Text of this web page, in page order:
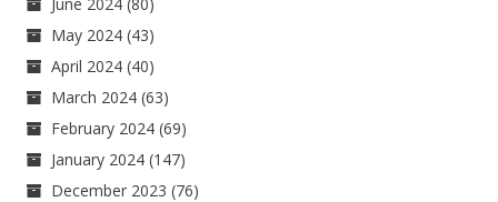
May 2024 (43)
April 2024 (40)
March 2024 (63)
February 2024 (69)
January 2024 (147)
December 2023 (76)